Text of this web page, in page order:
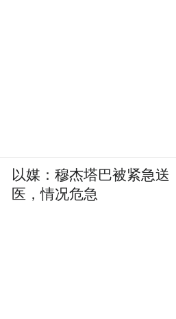
以媒：穆杰塔巴被紧急送
医，情况危急